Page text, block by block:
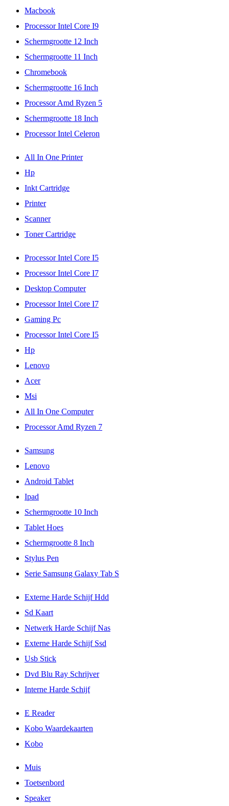
Macbook
Processor Intel Core I9
Schermgrootte 12 Inch
Schermgrootte 11 Inch
Chromebook
Schermgrootte 16 Inch
Processor Amd Ryzen 5
Schermgrootte 18 Inch
Processor Intel Celeron
All In One Printer
Hp
Inkt Cartridge
Printer
Scanner
Toner Cartridge
Processor Intel Core I5
Processor Intel Core I7
Desktop Computer
Processor Intel Core I7
Gaming Pc
Processor Intel Core I5
Hp
Lenovo
Acer
Msi
All In One Computer
Processor Amd Ryzen 7
Samsung
Lenovo
Android Tablet
Ipad
Schermgrootte 10 Inch
Tablet Hoes
Schermgrootte 8 Inch
Stylus Pen
Serie Samsung Galaxy Tab S
Externe Harde Schijf Hdd
Sd Kaart
Netwerk Harde Schijf Nas
Externe Harde Schijf Ssd
Usb Stick
Dvd Blu Ray Schrijver
Interne Harde Schijf
E Reader
Kobo Waardekaarten
Kobo
Muis
Toetsenbord
Speaker